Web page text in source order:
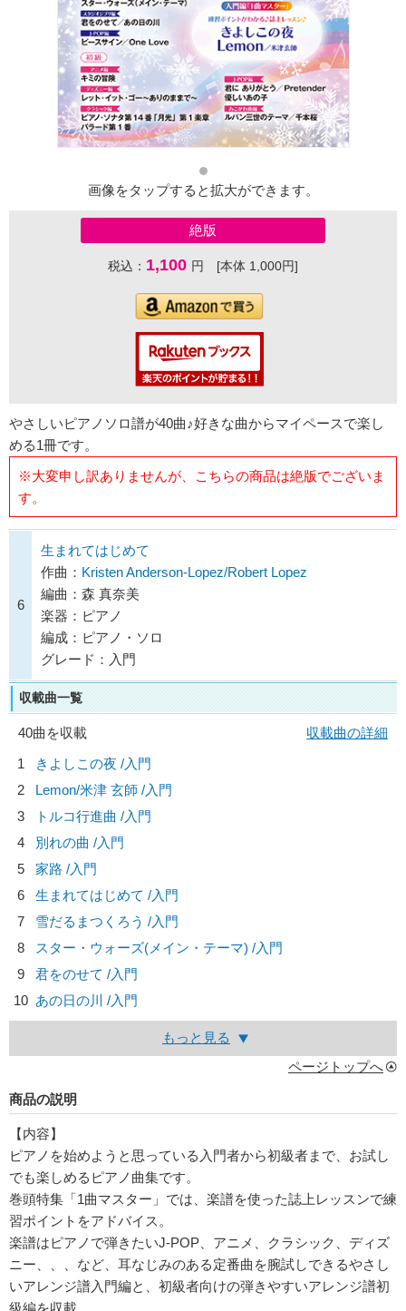
画像をタップすると拡大ができます。
絶版
税込： 1,100 円 [本体 1,000円]
やさしいピアノソロ譜が40曲♪好きな曲からマイペースで楽し
める1冊です。
※大変申し訳ありませんが、こちらの商品は絶版でございま
す。
6
生まれてはじめて
作曲： Kristen Anderson-Lopez/Robert Lopez
編曲：森 真奈美
楽器：ピアノ
編成：ピアノ・ソロ
グレード：入門
収載曲一覧
40曲を収載
収載曲の詳細
1
きよしこの夜 /入門
2
Lemon/米津 玄師 /入門
3
トルコ行進曲 /入門
4
別れの曲 /入門
5
家路 /入門
6
生まれてはじめて /入門
7
雪だるまつくろう /入門
8
スター・ウォーズ(メイン・テーマ) /入門
9
君をのせて /入門
10 あの日の川 /入門
もっと見る
ページトップへ
商品の説明
【内容】
ピアノを始めようと思っている入門者から初級者まで、お試し
でも楽しめるピアノ曲集です。
巻頭特集「1曲マスター」では、楽譜を使った誌上レッスンで練
習ポイントをアドバイス。
楽譜はピアノで弾きたいJ-POP、アニメ、クラシック、ディズ
ニー、、、など、耳なじみのある定番曲を腕試しできるやさし
いアレンジ譜入門編と、初級者向けの弾きやすいアレンジ譜初
級編を収載。